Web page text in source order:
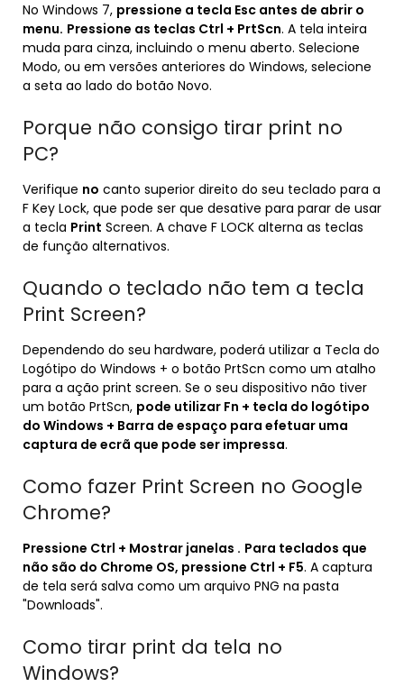
No Windows 7, pressione a tecla Esc antes de abrir o
menu. Pressione as teclas Ctrl + PrtScn. A tela inteira
muda para cinza, incluindo o menu aberto. Selecione
Modo, ou em versões anteriores do Windows, selecione
a seta ao lado do botão Novo.
Porque não consigo tirar print no
PC?
Verifique no canto superior direito do seu teclado para a
F Key Lock, que pode ser que desative para parar de usar
a tecla Print Screen. A chave F LOCK alterna as teclas
de função alternativos.
Quando o teclado não tem a tecla
Print Screen?
Dependendo do seu hardware, poderá utilizar a Tecla do
Logótipo do Windows + o botão PrtScn como um atalho
para a ação print screen. Se o seu dispositivo não tiver
um botão PrtScn, pode utilizar Fn + tecla do logótipo
do Windows + Barra de espaço para efetuar uma
captura de ecrã que pode ser impressa.
Como fazer Print Screen no Google
Chrome?
Pressione Ctrl + Mostrar janelas . Para teclados que
não são do Chrome OS, pressione Ctrl + F5. A captura
de tela será salva como um arquivo PNG na pasta
"Downloads".
Como tirar print da tela no
Windows?